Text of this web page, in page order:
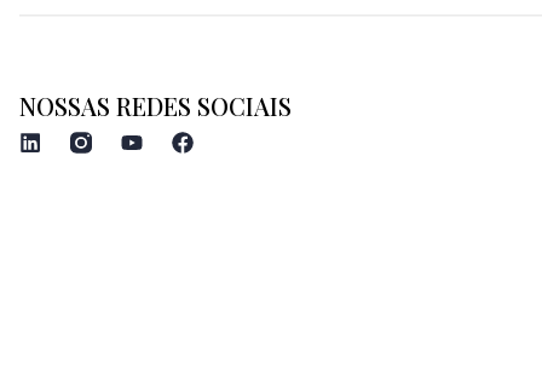
NOSSAS REDES SOCIAIS